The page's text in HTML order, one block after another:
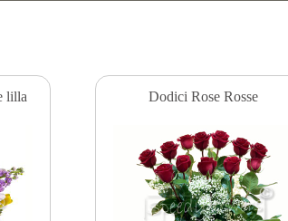
lilla Dodici Rose Rosse